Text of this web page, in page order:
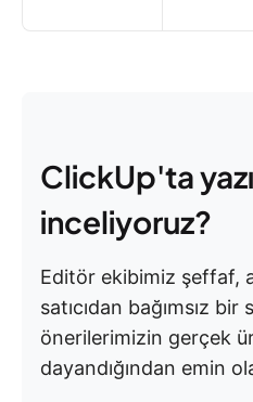
ClickUp'ta
inceliyoruz?
Editör ekibimiz şeffaf,
satıcıdan bağımsız
önerilerimizin gerçek
dayandığından emin